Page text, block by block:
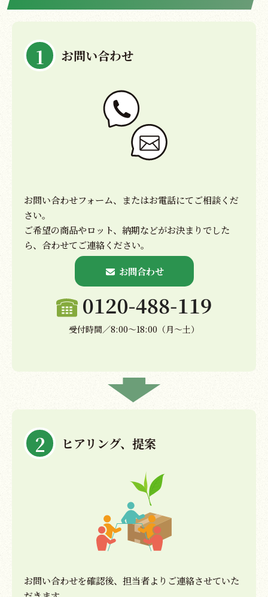
1 お問い合わせ
お問い合わせフォーム、またはお電話にてご相談くだ
さい。
ご希望の商品やロット、納期などがお決まりでした
ら、合わせてご連絡ください。
お問合わせ
受付時間／8:00〜18:00（月〜土）
2 ヒアリング、提案
お問い合わせを確認後、担当者よりご連絡させていた